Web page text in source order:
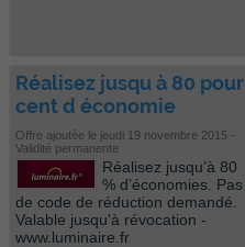
Réalisez jusqu à 80 pour
cent d économie
Offre ajoutée le jeudi 19 novembre 2015 -
Validité permanente
Réalisez jusqu’à 80
% d’économies. Pas
de code de réduction demandé.
Valable jusqu'à révocation -
www.luminaire.fr